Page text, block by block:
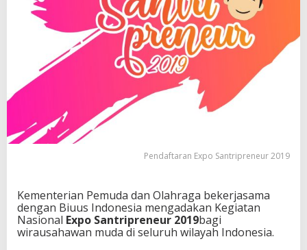
r
i
p
2
0
Pendaftaran Expo Santripreneur 2019
Kementerian Pemuda dan Olahraga bekerjasama
dengan Biuus Indonesia mengadakan Kegiatan
Nasional Expo Santripreneur 2019bagi
wirausahawan muda di seluruh wilayah Indonesia.